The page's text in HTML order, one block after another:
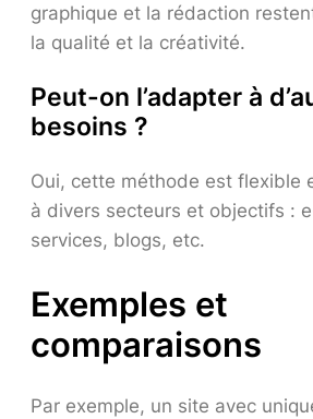
graphique et la rédaction
la qualité et la créativité.
Peut-on l’adapter à
besoins ?
Oui, cette méthode est flexible
à divers secteurs et objectifs :
services, blogs, etc.
Exemples et
comparaisons
Par exemple, un site avec